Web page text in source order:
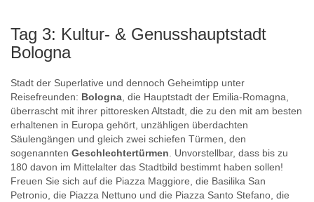
Tag 3: Kultur- & Genusshauptstadt
Bologna
Stadt der Superlative und dennoch Geheimtipp unter
Reisefreunden: Bologna , die Hauptstadt der Emilia-Romagna,
überrascht mit ihrer pittoresken Altstadt, die zu den mit am besten
erhaltenen in Europa gehört, unzähligen überdachten
Säulengängen und gleich zwei schiefen Türmen, den
sogenannten Geschlechtertürmen . Unvorstellbar, dass bis zu
180 davon im Mittelalter das Stadtbild bestimmt haben sollen!
Freuen Sie sich auf die Piazza Maggiore, die Basilika San
Petronio, die Piazza Nettuno und die Piazza Santo Stefano, die